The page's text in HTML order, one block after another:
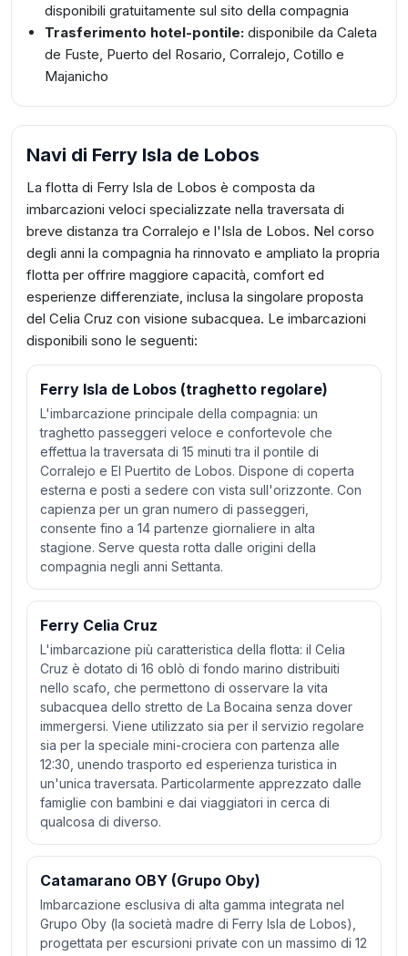
disponibili gratuitamente sul sito della compagnia
Trasferimento hotel-pontile: disponibile da Caleta
de Fuste, Puerto del Rosario, Corralejo, Cotillo e
Majanicho
Navi di Ferry Isla de Lobos
La flotta di Ferry Isla de Lobos è composta da
imbarcazioni veloci specializzate nella traversata di
breve distanza tra Corralejo e l'Isla de Lobos. Nel corso
degli anni la compagnia ha rinnovato e ampliato la propria
flotta per offrire maggiore capacità, comfort ed
esperienze differenziate, inclusa la singolare proposta
del Celia Cruz con visione subacquea. Le imbarcazioni
disponibili sono le seguenti:
Ferry Isla de Lobos (traghetto regolare)
L'imbarcazione principale della compagnia: un
traghetto passeggeri veloce e confortevole che
effettua la traversata di 15 minuti tra il pontile di
Corralejo e El Puertito de Lobos. Dispone di coperta
esterna e posti a sedere con vista sull'orizzonte. Con
capienza per un gran numero di passeggeri,
consente fino a 14 partenze giornaliere in alta
stagione. Serve questa rotta dalle origini della
compagnia negli anni Settanta.
Ferry Celia Cruz
L'imbarcazione più caratteristica della flotta: il Celia
Cruz è dotato di 16 oblò di fondo marino distribuiti
nello scafo, che permettono di osservare la vita
subacquea dello stretto de La Bocaina senza dover
immergersi. Viene utilizzato sia per il servizio regolare
sia per la speciale mini-crociera con partenza alle
12:30, unendo trasporto ed esperienza turistica in
un'unica traversata. Particolarmente apprezzato dalle
famiglie con bambini e dai viaggiatori in cerca di
qualcosa di diverso.
Catamarano OBY (Grupo Oby)
Imbarcazione esclusiva di alta gamma integrata nel
Grupo Oby (la società madre di Ferry Isla de Lobos),
progettata per escursioni private con un massimo di 12